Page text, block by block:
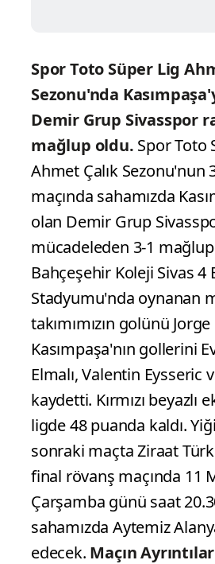
Spor Toto Süper Lig
Sezonu'nda
Demir Grup Sivasspor
mağlup oldu. Spor Toto
Ahmet Çalık Sezonu'nun
maçında sahamızda
olan Demir Grup
mücadeleden 3-1 mağlup
Bahçeşehir Koleji Sivas 4
Stadyumu'nda oynanan
takımımızın golünü
Kasımpaşa'nın gollerini
Elmalı, Valentin Eysseric
kaydetti. Kırmızı beyazlı
ligde 48 puanda kaldı.
sonraki maçta Ziraat
final rövanş maçında 11
Çarşamba günü saat
sahamızda Aytemiz
edecek. Maçın